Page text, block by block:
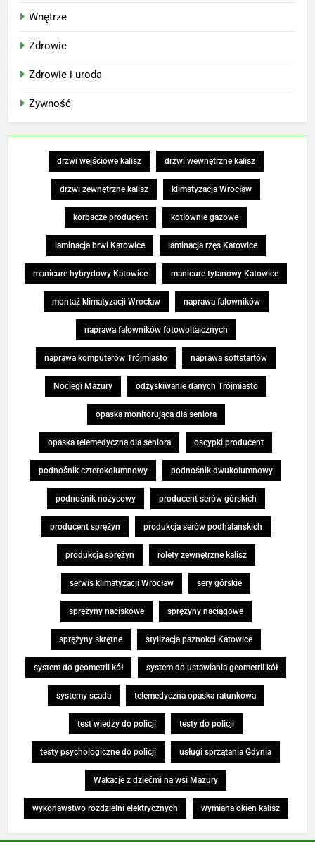
Wnętrze
Zdrowie
Zdrowie i uroda
Żywność
drzwi wejściowe kalisz drzwi wewnętrzne kalisz
drzwi zewnętrzne kalisz klimatyzacja Wrocław
korbacze producent kotłownie gazowe
laminacja brwi Katowice laminacja rzęs Katowice
manicure hybrydowy Katowice manicure tytanowy Katowice
montaż klimatyzacji Wrocław naprawa falowników
naprawa falowników fotowoltaicznych
naprawa komputerów Trójmiasto naprawa softstartów
Noclegi Mazury odzyskiwanie danych Trójmiasto
opaska monitorująca dla seniora
opaska telemedyczna dla seniora oscypki producent
podnośnik czterokolumnowy podnośnik dwukolumnowy
podnośnik nożycowy producent serów górskich
producent sprężyn produkcja serów podhalańskich
produkcja sprężyn rolety zewnętrzne kalisz
serwis klimatyzacji Wrocław sery górskie
sprężyny naciskowe sprężyny naciągowe
sprężyny skrętne stylizacja paznokci Katowice
system do geometrii kół system do ustawiania geometrii kół
systemy scada telemedyczna opaska ratunkowa
test wiedzy do policji testy do policji
testy psychologiczne do policji usługi sprzątania Gdynia
Wakacje z dziećmi na wsi Mazury
wykonawstwo rozdzielni elektrycznych wymiana okien kalisz